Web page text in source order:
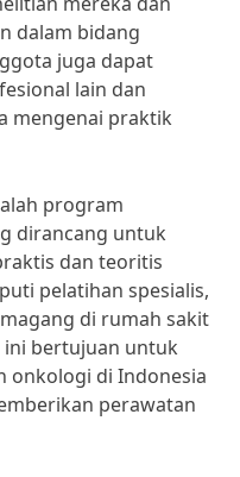
dalam bidang
juga dapat
lain dan
mengenai praktik
program
dirancang untuk
dan teoritis
pelatihan spesialis,
di rumah sakit
ini bertujuan untuk
onkologi di Indonesia
perawatan